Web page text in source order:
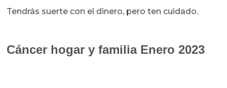
Tendrás suerte con el dinero, pero ten cuidado.
Cáncer hogar y familia Enero 2023